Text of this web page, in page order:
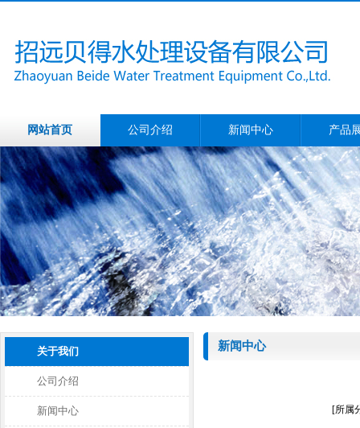
网站首页 公司介绍 新闻中心 产品
关于我们
公司介绍
新闻中心
新闻中心
[所属